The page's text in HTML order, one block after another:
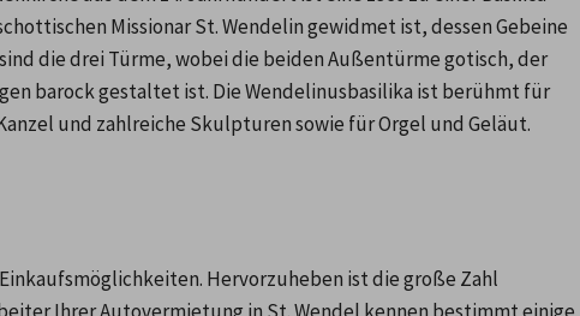
Missionar St. Wendelin gewidmet ist, dessen Gebeine
die drei Türme, wobei die beiden Außentürme gotisch, der
barock gestaltet ist. Die Wendelinusbasilika ist berühmt für
und zahlreiche Skulpturen sowie für Orgel und Geläut.
Hervorzuheben ist die große Zahl